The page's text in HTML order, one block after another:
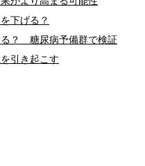
下げる？
る？ 糖尿病予備群で検証
引き起こす